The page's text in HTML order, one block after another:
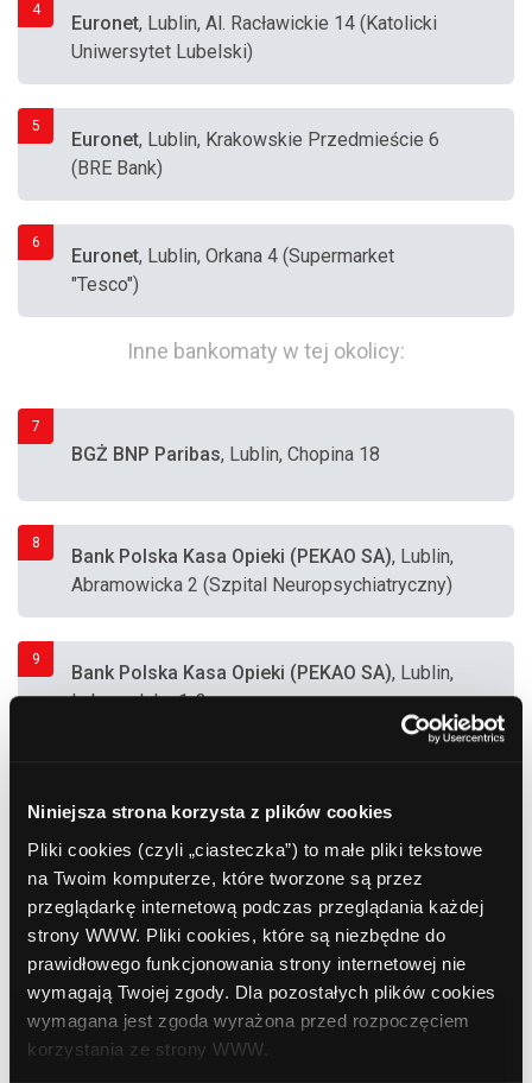
Niniejsza strona korzysta z plików cookies
Pliki cookies (czyli „ciasteczka”) to małe pliki tekstowe
na Twoim komputerze, które tworzone są przez
przeglądarkę internetową podczas przeglądania każdej
strony WWW. Pliki cookies, które są niezbędne do
prawidłowego funkcjonowania strony internetowej nie
wymagają Twojej zgody. Dla pozostałych plików cookies
wymagana jest zgoda wyrażona przed rozpoczęciem
korzystania ze strony WWW.
4
Euronet, Lublin, Al. Racławickie 14 (Katolicki
Uniwersytet Lubelski)
5
Euronet, Lublin, Krakowskie Przedmieście 6
(BRE Bank)
6
Euronet, Lublin, Orkana 4 (Supermarket
"Tesco")
Inne bankomaty w tej okolicy:
7
BGŻ BNP Paribas, Lublin, Chopina 18
8
Bank Polska Kasa Opieki (PEKAO SA), Lublin,
Abramowicka 2 (Szpital Neuropsychiatryczny)
9
Bank Polska Kasa Opieki (PEKAO SA), Lublin,
Lubomelska 1-3
Plac Curie-Skłodowskiej 5 (Uniwersytet im.
Marii Curie-Skłodowskiej)
11
PKO BP, Lublin, ul. Spółdzieczości Pracy 36
(Bankomat posadowiony w budynku Centrum
Handlowe OLIMP)